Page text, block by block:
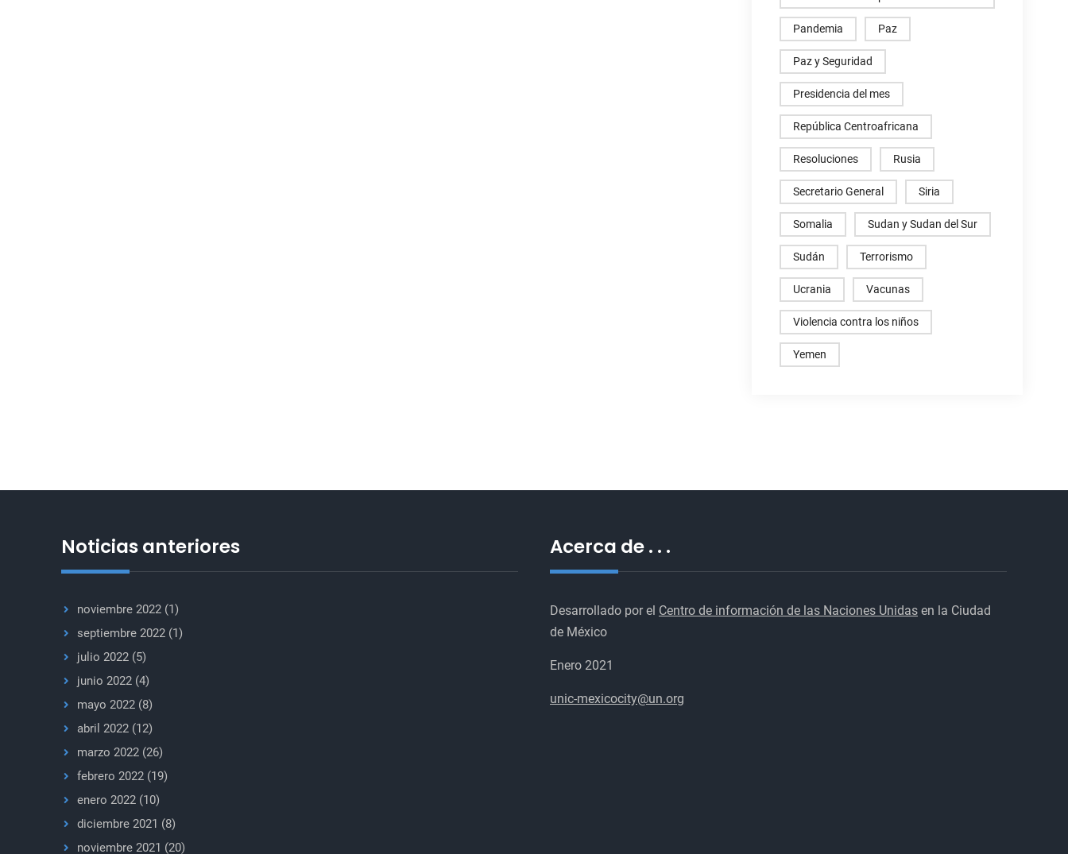
Pandemia Paz
Paz y Seguridad
Presidencia del mes
República Centroafricana
Resoluciones Rusia
Secretario General Siria
Somalia Sudan y Sudan del Sur
Sudán Terrorismo
Ucrania Vacunas
Violencia contra los niños
Yemen
Noticias anteriores
noviembre 2022 (1)
septiembre 2022 (1)
julio 2022 (5)
junio 2022 (4)
mayo 2022 (8)
abril 2022 (12)
marzo 2022 (26)
febrero 2022 (19)
enero 2022 (10)
diciembre 2021 (8)
noviembre 2021 (20)
Acerca de . . .
Desarrollado por el Centro de información de las Naciones Unidas en la Ciudad
de México
Enero 2021
unic-mexicocity@un.org